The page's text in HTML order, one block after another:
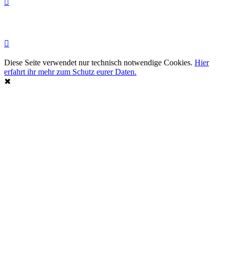
Diese Seite verwendet nur technisch notwendige Cookies. Hier
erfahrt ihr mehr zum Schutz eurer Daten.
✖